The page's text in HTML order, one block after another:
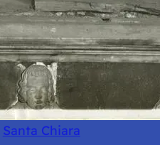
Santa Chiara